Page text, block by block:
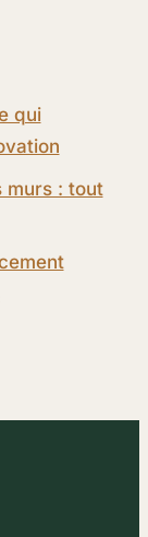
qui
murs : tout